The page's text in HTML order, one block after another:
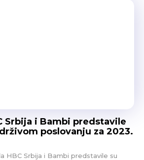
Srbija i Bambi predstavile
poslovanju za 2023.
HBC Srbija i Bambi predstavile su